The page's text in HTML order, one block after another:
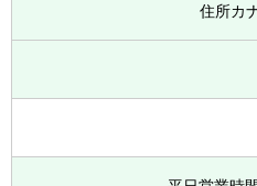
住所カ